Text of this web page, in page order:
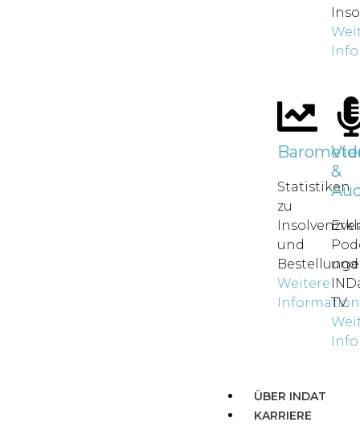
Statistiken
zu
und
Weitere
&
und
TV.
ÜBER INDAT
KARRIERE